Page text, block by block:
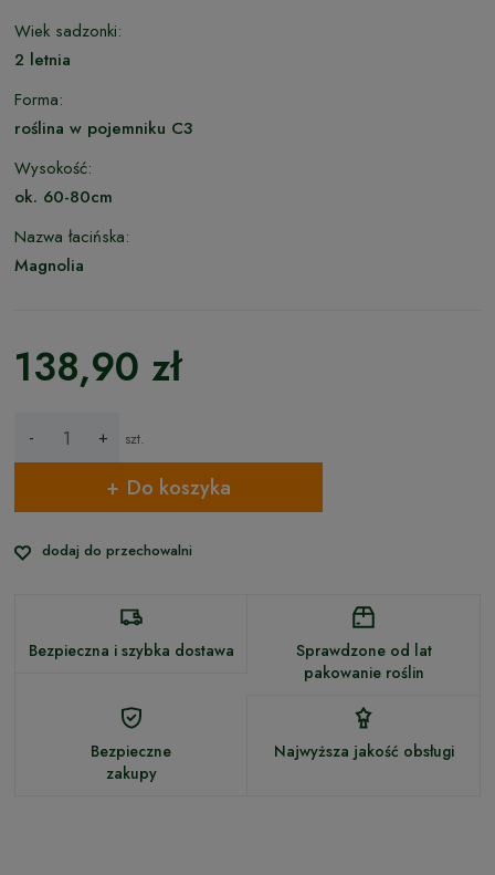
Wiek sadzonki:
2 letnia
Forma:
roślina w pojemniku C3
Wysokość:
ok. 60-80cm
Nazwa łacińska:
Magnolia
138,90 zł
- + szt.
Do koszyka
dodaj do przechowalni
Bezpieczna i szybka dostawa
Sprawdzone od lat
pakowanie roślin
Bezpieczne
zakupy
Najwyższa jakość obsługi